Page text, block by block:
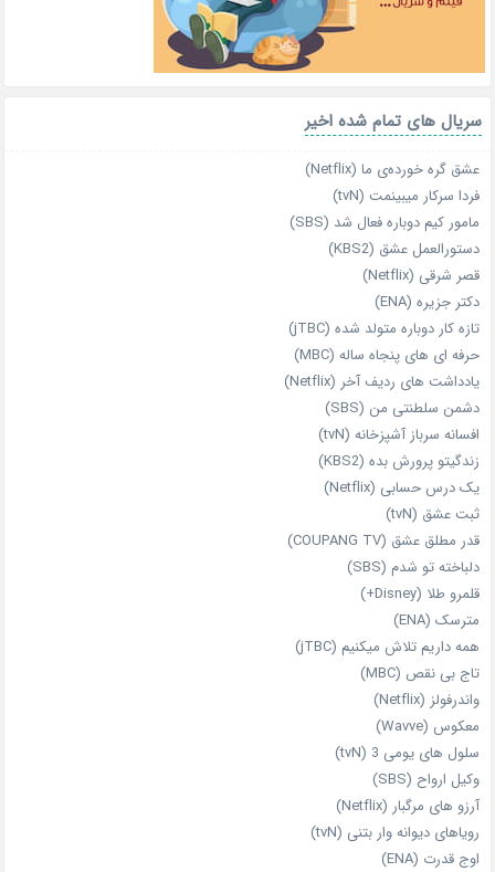
سریال های تمام شده اخیر
عشق گره خورده‌ی ما (Netflix)
فردا سرکار میبینمت (tvN)
مامور کیم دوباره فعال شد (SBS)
دستورالعمل عشق (KBS2)
قصر شرقی (Netflix)
دکتر جزیره (ENA)
تازه‌ کار دوباره‌ متولد شده (jTBC)
حرفه‌ ای‌ های پنجاه‌ ساله (MBC)
یادداشت‌ های ردیف آخر (Netflix)
دشمن سلطنتی من (SBS)
افسانه سرباز آشپزخانه (tvN)
زندگیتو پرورش بده (KBS2)
یک درس حسابی (Netflix)
ثبت عشق (tvN)
قدر مطلق عشق (COUPANG TV)
دلباخته تو شدم (SBS)
قلمرو طلا (Disney+)
مترسک (ENA)
همه داریم تلاش میکنیم (jTBC)
تاج بی‌ نقص (MBC)
واندرفولز (Netflix)
معکوس (Wavve)
سلول های یومی 3 (tvN)
وکیل ارواح (SBS)
آرزو های مرگبار (Netflix)
رویاهای دیوانه‌ وار بتنی (tvN)
اوج قدرت (ENA)